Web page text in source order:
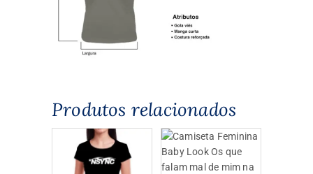
Produtos relacionados